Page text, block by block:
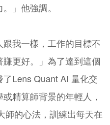
」他強調。
我一樣，工作的目標不
更好。」為了達到這個
Lens Quant AI 量化交
精算師背景的年輕人，
師的心法，訓練出每天在